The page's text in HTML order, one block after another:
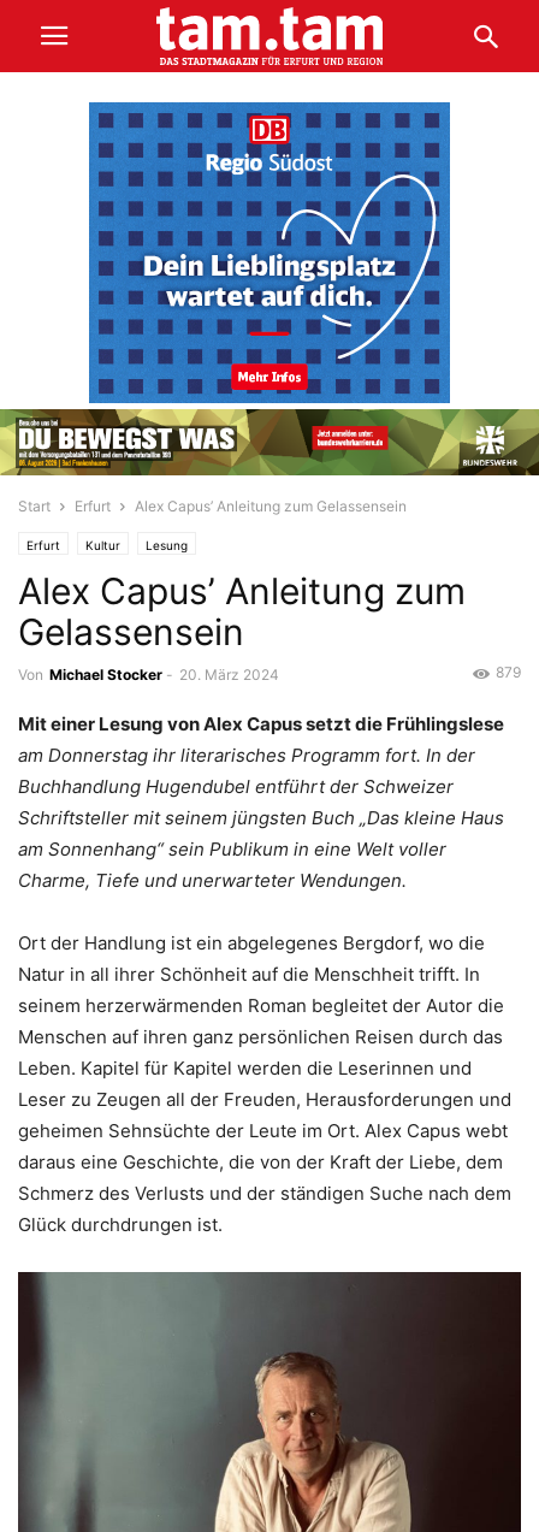
Start Erfurt Alex Capus’ Anleitung zum Gelassensein
Erfurt Kultur Lesung
Alex Capus’ Anleitung zum
Gelassensein
Von Michael Stocker - 20. März 2024 879
Mit einer Lesung von Alex Capus setzt die Frühlingslese
am Donnerstag ihr literarisches Programm fort. In der
Buchhandlung Hugendubel entführt der Schweizer
Schriftsteller mit seinem jüngsten Buch „Das kleine Haus
am Sonnenhang“ sein Publikum in eine Welt voller
Charme, Tiefe und unerwarteter Wendungen.
Ort der Handlung ist ein abgelegenes Bergdorf, wo die
Natur in all ihrer Schönheit auf die Menschheit trifft. In
seinem herzerwärmenden Roman begleitet der Autor die
Menschen auf ihren ganz persönlichen Reisen durch das
Leben. Kapitel für Kapitel werden die Leserinnen und
Leser zu Zeugen all der Freuden, Herausforderungen und
geheimen Sehnsüchte der Leute im Ort. Alex Capus webt
daraus eine Geschichte, die von der Kraft der Liebe, dem
Schmerz des Verlusts und der ständigen Suche nach dem
Glück durchdrungen ist.